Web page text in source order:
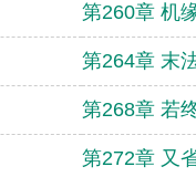
第260章 机
第264章 末
第268章 若
第272章 又